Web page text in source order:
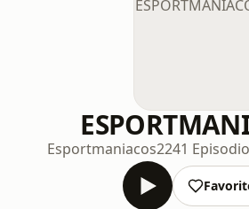
Esportmaniacos2241